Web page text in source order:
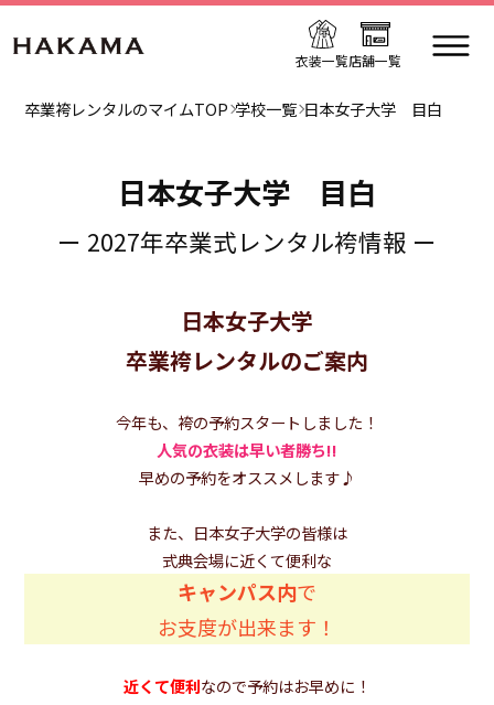
衣装一覧店舗一覧
卒業袴レンタルのマイムTOP 学校一覧 日本女子大学 目白
日本女子大学 目白
ー 2027年卒業式レンタル袴情報 ー
日本女子大学
卒業袴レンタルのご案内
今年も、袴の予約スタートしました！
人気の衣装は早い者勝ち!!
早めの予約をオススメします♪
また、日本女子大学の皆様は
式典会場に近くて便利な
キャンパス内で
お支度が出来ます！
近くて便利なので予約はお早めに！